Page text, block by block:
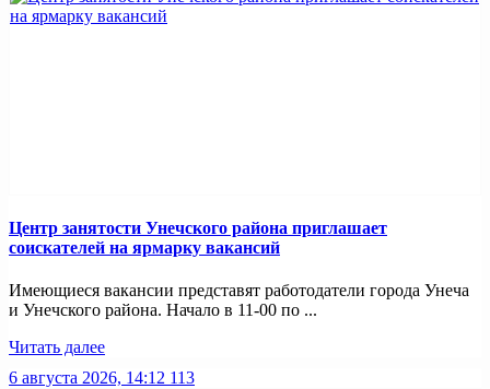
Центр занятости Унечского района приглашает
соискателей на ярмарку вакансий
Имеющиеся вакансии представят работодатели города Унеча
и Унечского района. Начало в 11-00 по ...
Читать далее
6 августа 2026, 14:12 113